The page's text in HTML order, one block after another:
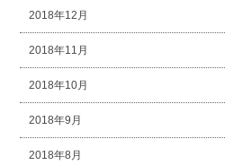
2018年12月
2018年11月
2018年10月
2018年9月
2018年8月